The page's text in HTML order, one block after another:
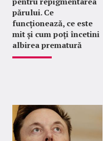
părului. Ce
funcționează, ce este
mit și cum poți încetini
albirea prematură